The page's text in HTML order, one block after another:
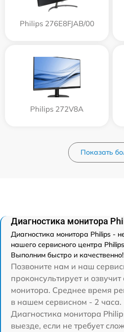
Philips 276E8FJAB/00
Philips 272V8A
Показать
Диагностика монитора
Диагностика монитора Philips -
нашего сервисного центра
Выполним быстро и качественно!
Позвоните нам и наш
проконсультирует и озвучит
монитора. Среднее время
в нашем сервисном - 2 часа.
Диагностика монитора
выезде, если не требует